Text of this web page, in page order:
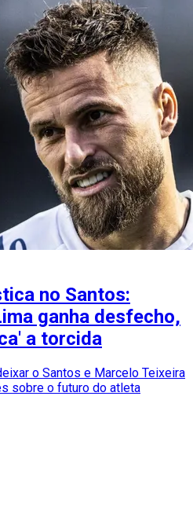
no Santos:
ganha desfecho,
a torcida
o Santos e Marcelo Teixeira
sobre o futuro do atleta